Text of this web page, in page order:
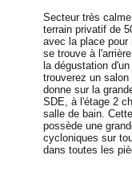
Secteur très
terrain privatif de
avec la place pour
se trouve à
la dégustation
trouverez un
donne sur la
SDE, à l'étage 2
salle de bain.
possède une
cycloniques sur
dans toutes les